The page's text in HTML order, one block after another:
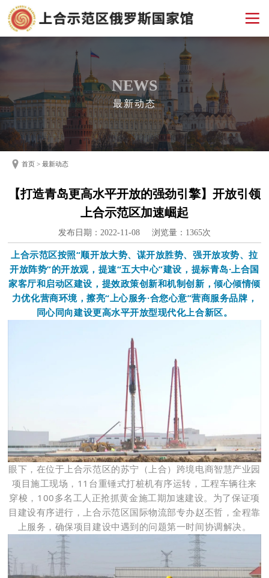
NEWS
最新动态
首页> 最新动态
【打造青岛更高水平开放的强劲引擎】开放引领
上合示范区加速崛起
发布日期：2022-11-08 浏览量： 1365次
上合示范区按照“顺开放大势、谋开放胜势、强开放攻势、拉
开放阵势”的开放观，提速“五大中心”建设，提标青岛·上合国
家客厅和启动区建设，提效政策创新和机制创新，倾心倾情倾
力优化营商环境，擦亮“上心服务·合您心意”营商服务品牌，
同心同向建设更高水平开放型现代化上合新区。
眼下，在位于上合示范区的苏宁（上合） 跨境电商智慧产业园
项目施工现场，11台重锤式打桩机有序运转，工程车辆往来
穿梭，100多名工人正抢抓黄金施工期加速建设。为了保证项
目建设有序进行，上合示范区国际物流部专办赵丕哲，全程靠
上服务，确保项目建设中遇到的问题第一时间协调解决。